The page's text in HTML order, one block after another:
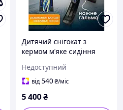
Дитячий снігокат з
кермом м'яке сидіння
амортизатор дитячі
санки з кермом чук гек
Недоступний
від540₴/міс
5 400₴